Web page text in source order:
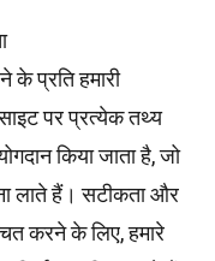
प्रति हमारी
साइट पर प्रत्येक तथ्य
किया जाता है, जो
लाते हैं। सटीकता और
करने के लिए, हमारे